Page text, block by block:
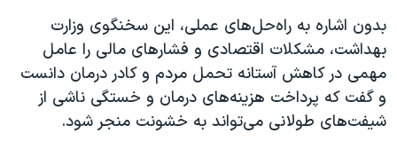
بدون اشاره به راه‌حل‌های عملی، این سخنگوی وزارت
بهداشت، مشکلات اقتصادی و فشارهای مالی را عامل
مهمی در کاهش آستانه تحمل مردم و کادر درمان دانست
و گفت که پرداخت هزینه‌های درمان و خستگی ناشی از
شیفت‌های طولانی می‌تواند به خشونت منجر شود.